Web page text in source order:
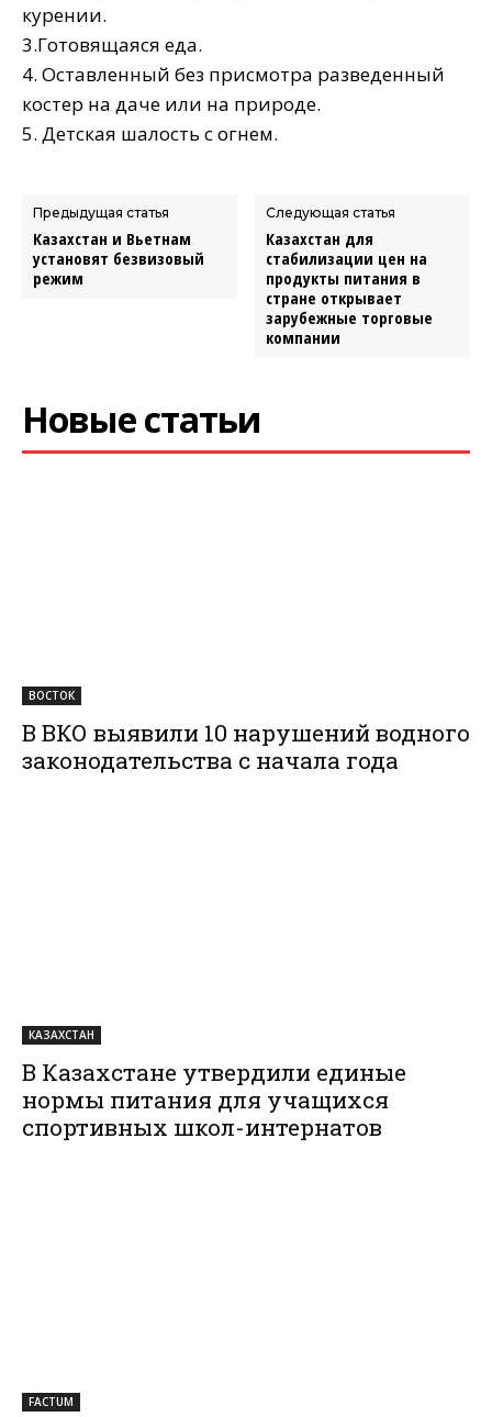
курении.
3.Готовящаяся еда.
4. Оставленный без присмотра разведенный
костер на даче или на природе.
5. Детская шалость с огнем.
Предыдущая статья
Казахстан и Вьетнам
установят безвизовый
режим
Следующая статья
Казахстан для
стабилизации цен на
продукты питания в
стране открывает
зарубежные торговые
компании
Новые статьи
ВОСТОК
В ВКО выявили 10 нарушений водного
законодательства с начала года
КАЗАХСТАН
В Казахстане утвердили единые
нормы питания для учащихся
спортивных школ-интернатов
FACTUM